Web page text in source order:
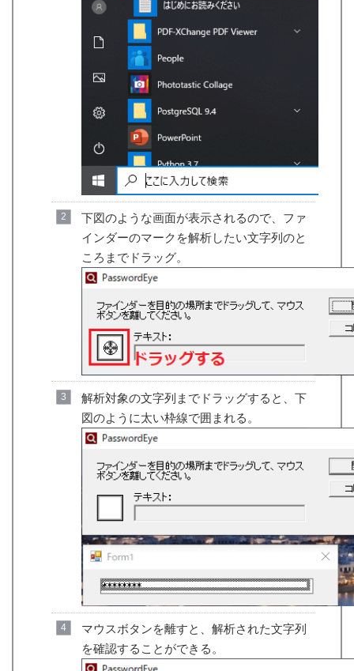
下図のような画面が表示されるので、ファ
インダーのマークを解析したい文字列のと
ころまでドラッグ。
解析対象の文字列までドラッグすると、下
図のように太い枠線で囲まれる。
マウスボタンを離すと、解析された文字列
を確認することができる。